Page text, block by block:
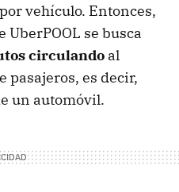
vehículo. Entonces,
se busca
circulando al
pasajeros, es decir,
un automóvil.